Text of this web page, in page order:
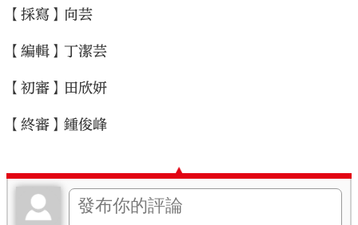
【採寫】向芸
【編輯】丁潔芸
【初審】田欣妍
【終審】鍾俊峰